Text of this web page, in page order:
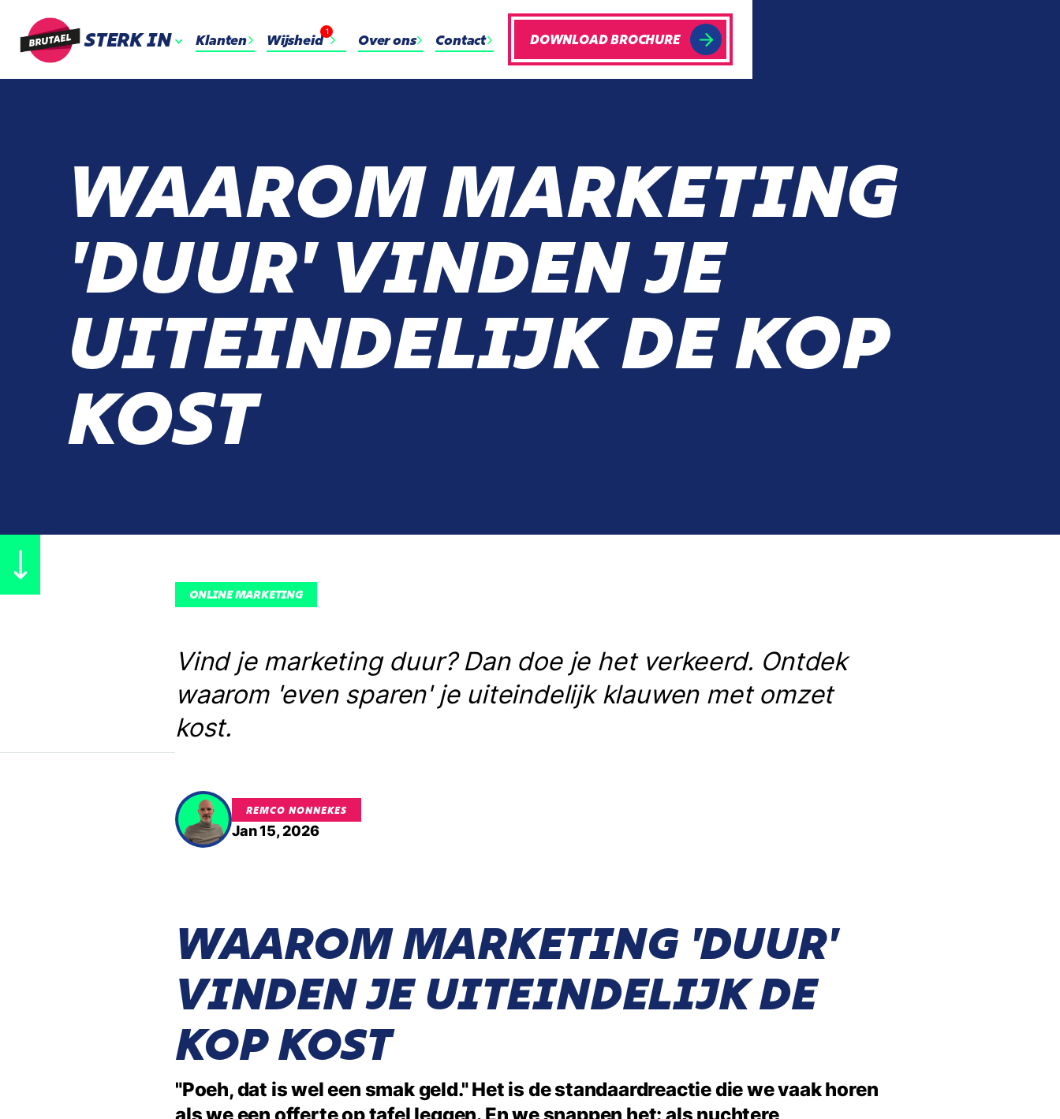
STERK IN Klanten Wijsheid
1
Over ons Contact DOWNLOAD BROCHURE
WAAROM MARKETING
'DUUR' VINDEN JE
UITEINDELIJK DE KOP
KOST
ONLINE MARKETING
Vind je marketing duur? Dan doe je het verkeerd. Ontdek
waarom 'even sparen' je uiteindelijk klauwen met omzet
kost.
REMCO NONNEKES
Jan 15, 2026
WAAROM MARKETING 'DUUR'
VINDEN JE UITEINDELIJK DE
KOP KOST
"Poeh, dat is wel een smak geld." Het is de standaardreactie die we vaak horen